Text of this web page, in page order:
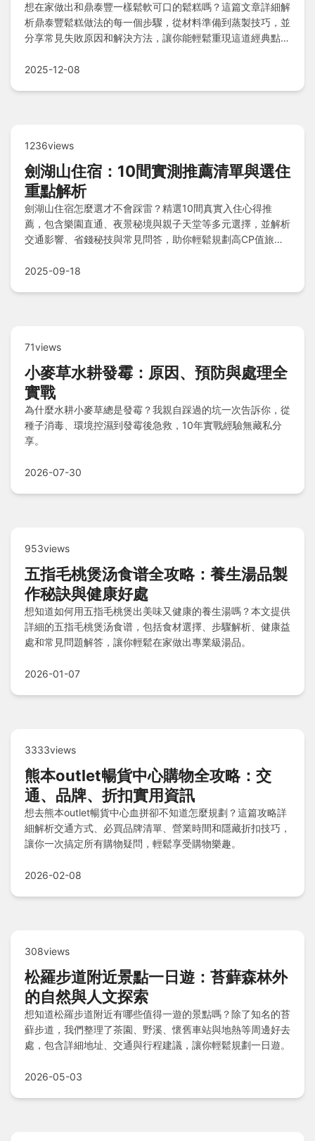
想在家做出和鼎泰豐一樣鬆軟可口的鬆糕嗎？這篇文章詳細解
析鼎泰豐鬆糕做法的每一個步驟，從材料準備到蒸製技巧，並
分享常見失敗原因和解決方法，讓你能輕鬆重現這道經典點
2025-12-08
1236views
劍湖山住宿：10間實測推薦清單與選住
重點解析
劍湖山住宿怎麼選才不會踩雷？精選10間真實入住心得推
薦，包含樂園直通、夜景秘境與親子天堂等多元選擇，並解析
交通影響、省錢秘技與常見問答，助你輕鬆規劃高CP值旅
2025-09-18
71views
小麥草水耕發霉：原因、預防與處理全
實戰
為什麼水耕小麥草總是發霉？我親自踩過的坑一次告訴你，從
種子消毒、環境控濕到發霉後急救，10年實戰經驗無藏私分
享。
2026-07-30
953views
五指毛桃煲汤食谱全攻略：養生湯品製
作秘訣與健康好處
想知道如何用五指毛桃煲出美味又健康的養生湯嗎？本文提供
詳細的五指毛桃煲汤食谱，包括食材選擇、步驟解析、健康益
處和常見問題解答，讓你輕鬆在家做出專業級湯品。
2026-01-07
3333views
熊本outlet暢貨中心購物全攻略：交
通、品牌、折扣實用資訊
想去熊本outlet暢貨中心血拼卻不知道怎麼規劃？這篇攻略詳
細解析交通方式、必買品牌清單、營業時間和隱藏折扣技巧，
讓你一次搞定所有購物疑問，輕鬆享受購物樂趣。
2026-02-08
308views
松羅步道附近景點一日遊：苔蘚森林外
的自然與人文探索
想知道松羅步道附近有哪些值得一遊的景點嗎？除了知名的苔
蘚步道，我們整理了茶園、野溪、懷舊車站與地熱等周邊好去
處，包含詳細地址、交通與行程建議，讓你輕鬆規劃一日遊。
2026-05-03